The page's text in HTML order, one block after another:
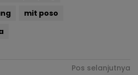
mit poso
Pos selanjutnya